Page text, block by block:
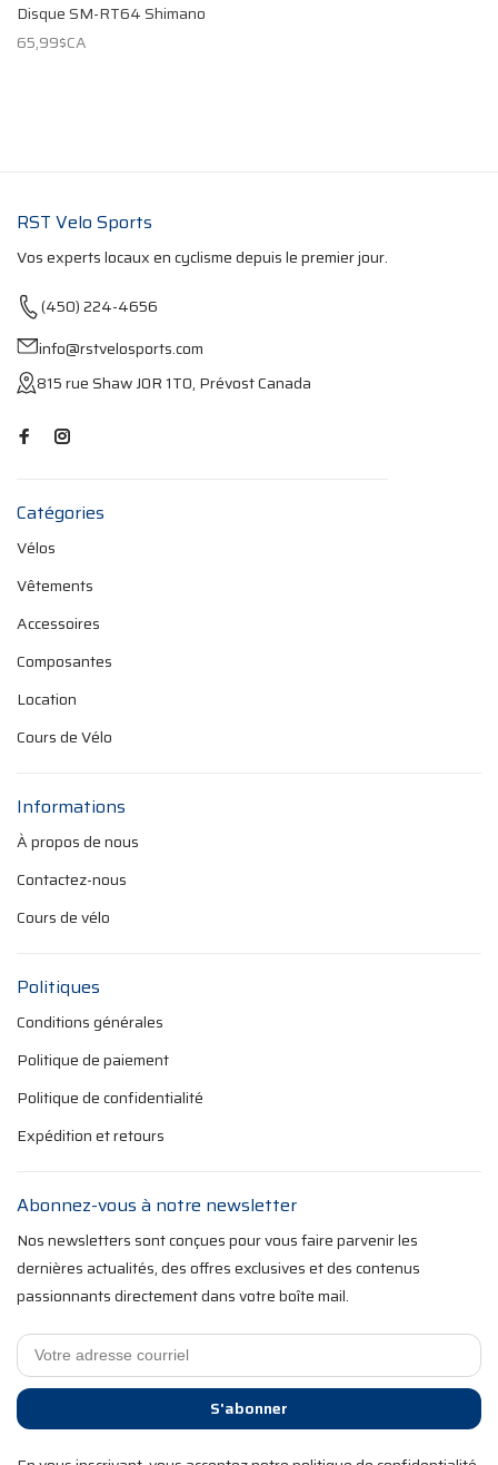
Disque SM-RT64 Shimano
65,99$CA
RST Velo Sports
Vos experts locaux en cyclisme depuis le premier jour.
(450) 224-4656
info@rstvelosports.com
815 rue Shaw J0R 1T0, Prévost Canada
Catégories
Vélos
Vêtements
Accessoires
Composantes
Location
Cours de Vélo
Informations
À propos de nous
Contactez-nous
Cours de vélo
Politiques
Conditions générales
Politique de paiement
Politique de confidentialité
Expédition et retours
Abonnez-vous à notre newsletter
Nos newsletters sont conçues pour vous faire parvenir les
dernières actualités, des offres exclusives et des contenus
passionnants directement dans votre boîte mail.
S'abonner